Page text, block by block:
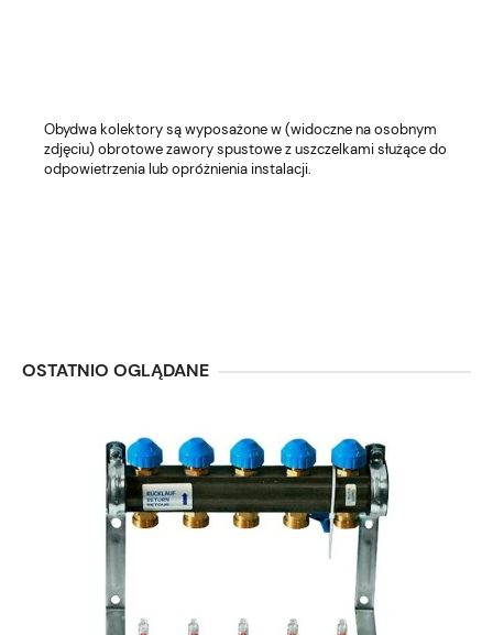
Obydwa kolektory są wyposażone w (widoczne na osobnym
zdjęciu) obrotowe zawory spustowe z uszczelkami służące do
odpowietrzenia lub opróżnienia instalacji.
OSTATNIO OGLĄDANE